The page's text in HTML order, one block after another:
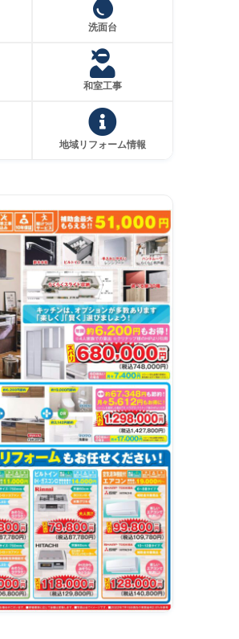
洗面台
和室工事
地域リフォーム情報